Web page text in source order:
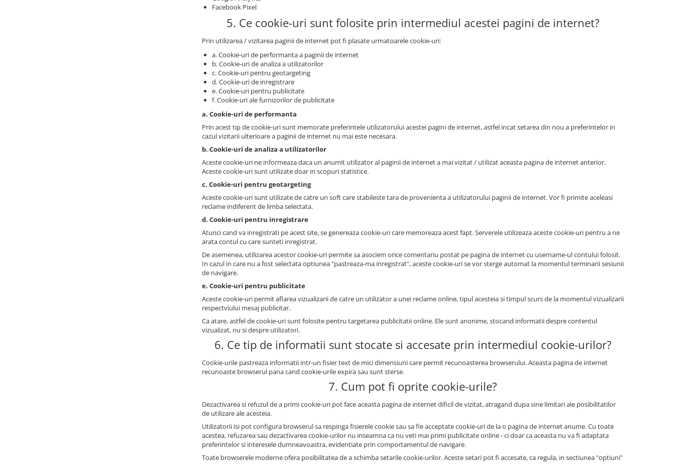
Facebook Pixel
5. Ce cookie-uri sunt folosite prin intermediul acestei pagini de internet?
Prin utilizarea / vizitarea paginii de internet pot fi plasate urmatoarele cookie-uri:
a. Cookie-uri de performanta a paginii de internet
b. Cookie-uri de analiza a utilizatorilor
c. Cookie-uri pentru geotargeting
d. Cookie-uri de inregistrare
e. Cookie-uri pentru publicitate
f. Cookie-uri ale furnizorilor de publicitate
a. Cookie-uri de performanta
Prin acest tip de cookie-uri sunt memorate preferintele utilizatorului acestei pagini de internet, astfel incat setarea din nou a preferintelor in
cazul vizitarii ulterioare a paginii de internet nu mai este necesara.
b. Cookie-uri de analiza a utilizatorilor
Aceste cookie-uri ne informeaza daca un anumit utilizator al paginii de internet a mai vizitat / utilizat aceasta pagina de internet anterior.
Aceste cookie-uri sunt utilizate doar in scopuri statistice.
c. Cookie-uri pentru geotargeting
Aceste cookie-uri sunt utilizate de catre un soft care stabileste tara de provenienta a utilizatorului paginii de internet. Vor fi primite aceleasi
reclame indiferent de limba selectata.
d. Cookie-uri pentru inregistrare
Atunci cand va inregistrati pe acest site, se genereaza cookie-uri care memoreaza acest fapt. Serverele utilizeaza aceste cookie-uri pentru a ne
arata contul cu care sunteti inregistrat.
De asemenea, utilizarea acestor cookie-uri permite sa asociem orice comentariu postat pe pagina de internet cu username-ul contului folosit.
In cazul in care nu a fost selectata optiunea "pastreaza-ma inregistrat", aceste cookie-uri se vor sterge automat la momentul terminarii sesiunii
de navigare.
e. Cookie-uri pentru publicitate
Aceste cookie-uri permit aflarea vizualizarii de catre un utilizator a unei reclame online, tipul acesteia si timpul scurs de la momentul vizualizarii
respectviului mesaj publicitar.
Ca atare, astfel de cookie-uri sunt folosite pentru targetarea publicitatii online. Ele sunt anonime, stocand informatii despre contentul
vizualizat, nu si despre utilizatori.
6. Ce tip de informatii sunt stocate si accesate prin intermediul cookie-urilor?
Cookie-urile pastreaza informatii intr-un fisier text de mici dimensiuni care permit recunoasterea browserului. Aceasta pagina de internet
recunoaste browserul pana cand cookie-urile expira sau sunt sterse.
7. Cum pot fi oprite cookie-urile?
Dezactivarea si refuzul de a primi cookie-uri pot face aceasta pagina de internet dificil de vizitat, atragand dupa sine limitari ale posibilitatilor
de utilizare ale acesteia.
Utilizatorii isi pot configura browserul sa respinga fisierele cookie sau sa fie acceptate cookie-uri de la o pagina de internet anume. Cu toate
acestea, refuzarea sau dezactivarea cookie-urilor nu inseamna ca nu veti mai primi publicitate online - ci doar ca aceasta nu va fi adaptata
preferintelor si interesele dumneavoastra, evidentiate prin comportamentul de navigare.
Toate browserele moderne ofera posibilitatea de a schimba setarile cookie-urilor. Aceste setari pot fi accesate, ca regula, in sectiunea "optiuni"